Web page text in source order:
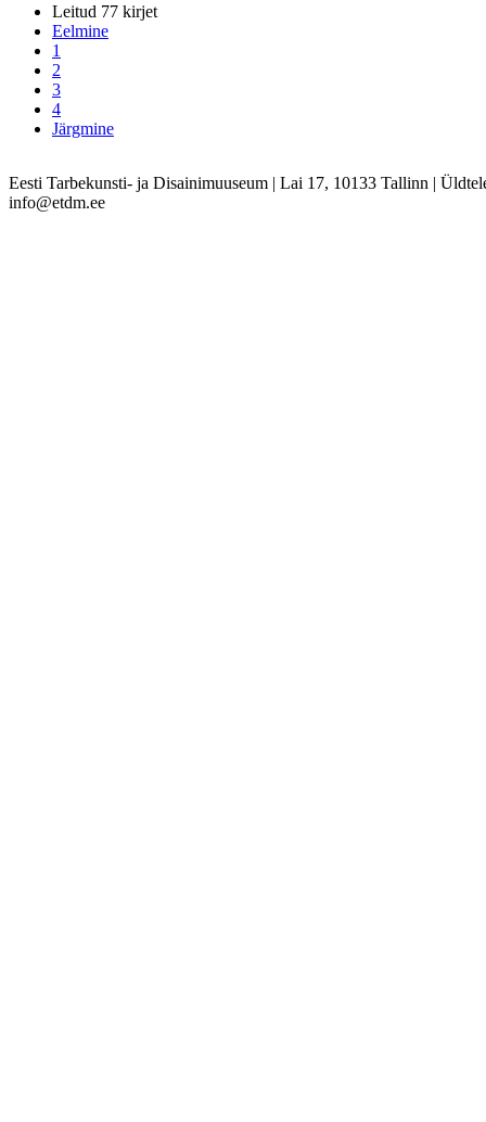
Leitud 77 kirjet
Eelmine
1
2
3
4
Järgmine
Eesti Tarbekunsti- ja Disainimuuseum | Lai 17, 10133 Tallinn |
info@etdm.ee